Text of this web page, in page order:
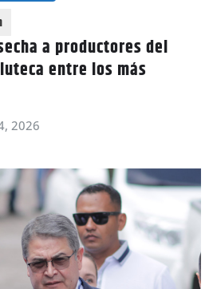
a productores del
entre los más
2026